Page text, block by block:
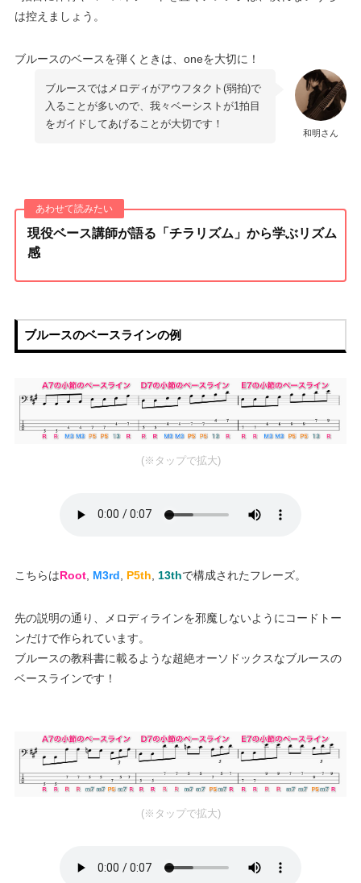
は控えましょう。
ブルースのベースを弾くときは、oneを大切に！
和明さん
ブルースではメロディがアウフタクト(弱拍)で
入ることが多いので、我々ベーシストが1拍目
をガイドしてあげることが大切です！
現役ベース講師が語る「チラリズム」から学ぶリズム
感
ブルースのベースラインの例
(※タップで拡大)
こちらはRoot, M3rd P5th 13thで構成されたフレーズ。
先の説明の通り、メロディラインを邪魔しないようにコードトー
ンだけで作られています。
ブルースの教科書に載るような超絶オーソドックスなブルースの
ベースラインです！
(※タップで拡大)